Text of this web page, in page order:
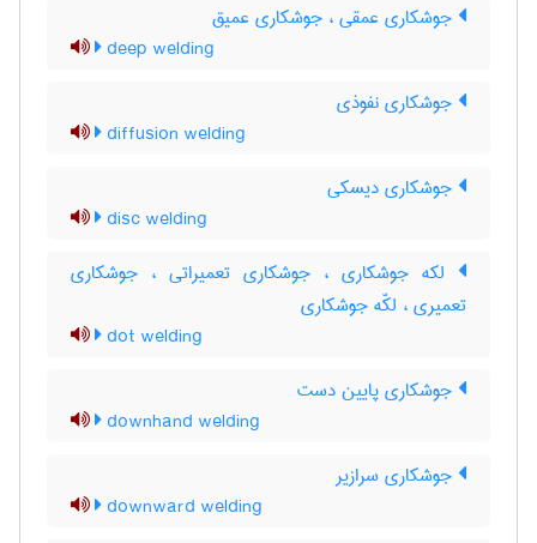
جوشکاری عمقی ، جوشکاری عمیق
deep welding
جوشکاری نفوذی
diffusion welding
جوشکاری دیسکی
disc welding
لکه جوشکاری ، جوشکاری تعمیراتی ، جوشکاری
تعمیری ، لکّه جوشکاری
dot welding
جوشکاری پایین دست
downhand welding
جوشکاری سرازیر
downward welding